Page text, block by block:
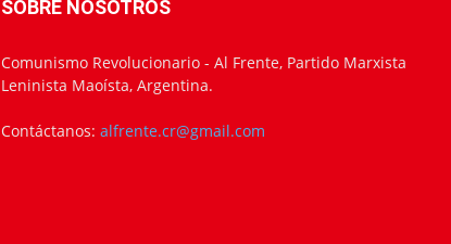
SOBRE NOSOTROS
Comunismo Revolucionario - Al Frente, Partido Marxista
Leninista Maoísta, Argentina.
Contáctanos: alfrente.cr@gmail.com